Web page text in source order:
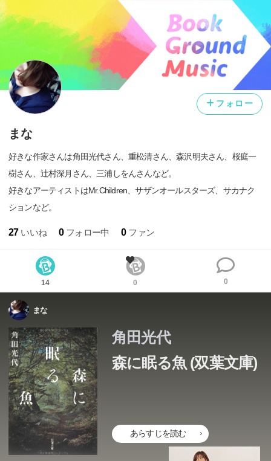
フォロー
まな
好きな作家さんは角田光代さん、重松清さん、森沢明夫さん、桜庭一
樹さん、辻村深月さん、三浦しをんさんなど。
好きなアーティストはMr.Children、サザンオールスターズ、サカナク
ションなど。
27 いいね 0 フォロー中 0 ファン
14 0 0
まな
角田光代
森に眠る魚 (双葉文庫)
あらすじを読む